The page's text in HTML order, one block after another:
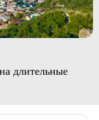
длительные